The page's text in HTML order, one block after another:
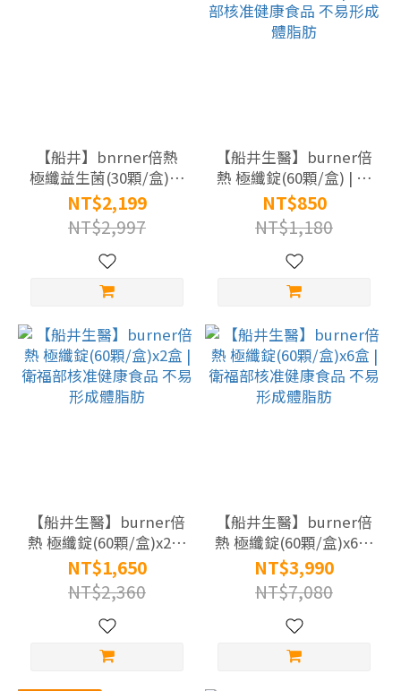
A.A.
無
添
(61)
號
(26)
SNQ
國家
【船井】bnrner倍熱
極纖益生菌(30顆/盒)x3
盒
NT$2,199
NT$2,997
【船井生醫】burner倍
熱 極纖錠(60顆/盒) | 衛
福部核准健康食品 不易
形成體脂肪
NT$850
NT$1,180
【船井生醫】burner倍
熱 極纖錠(60顆/盒)x2盒
| 衛福部核准健康食品
不易形成體脂肪
NT$1,650
NT$2,360
【船井生醫】burner倍
熱 極纖錠(60顆/盒)x6盒
| 衛福部核准健康食品
不易形成體脂肪
NT$3,990
NT$7,080